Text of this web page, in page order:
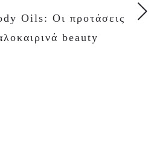
Oils: Οι προτάσεις
beauty